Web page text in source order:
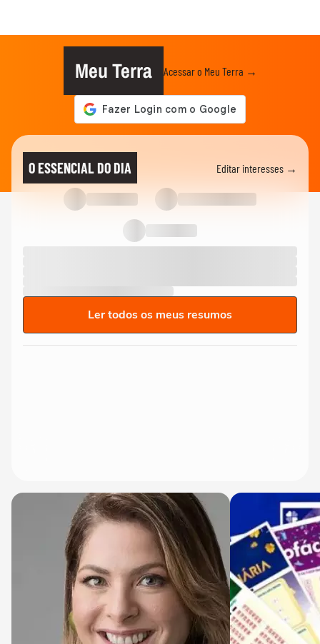
Meu Terra Acessar o Meu Terra →
O ESSENCIAL DO DIA Editar interesses →
Ler todos os meus resumos